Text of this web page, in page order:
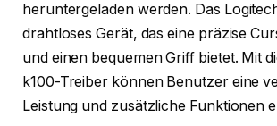
heruntergeladen werden. Das
drahtloses Gerät, das eine präzise
und einen bequemen Griff bietet. Mit
k100-Treiber können Benutzer eine
Leistung und zusätzliche Funktionen